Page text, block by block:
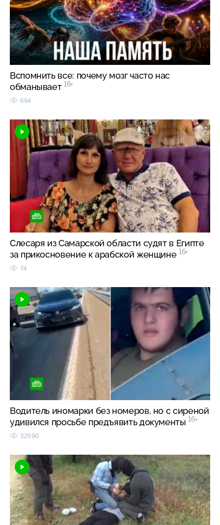
Вспомнить все: почему мозг часто нас
обманывает 16+
694
Слесаря из Самарской области судят в Египте
за прикосновение к арабской женщине 16+
74
Водитель иномарки без номеров, но с сиреной
удивился просьбе предъявить документы 16+
32590